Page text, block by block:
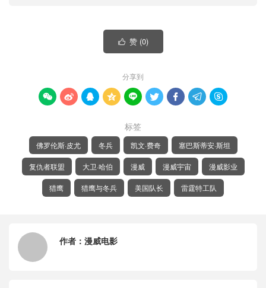
 赞 (0)
分享到
        
标签
佛罗伦斯·皮尤 冬兵 凯文·费奇 塞巴斯蒂安·斯坦
复仇者联盟 大卫·哈伯 漫威 漫威宇宙 漫威影业
猎鹰 猎鹰与冬兵 美国队长 雷霆特工队
作者： 漫威电影